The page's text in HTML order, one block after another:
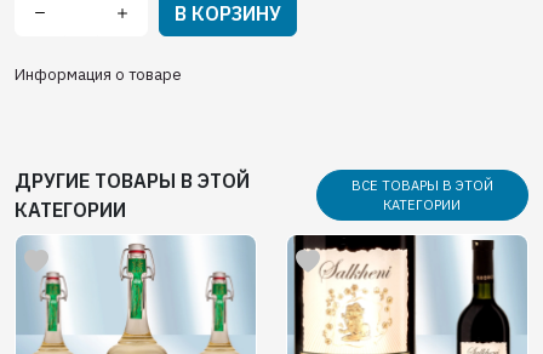
В КОРЗИНУ
Информация о товаре
ДРУГИЕ ТОВАРЫ В ЭТОЙ
КАТЕГОРИИ
ВСЕ ТОВАРЫ В ЭТОЙ
КАТЕГОРИИ